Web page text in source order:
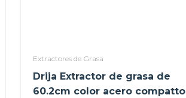
Extractores de Grasa
Drija Extractor de grasa de
60.2cm color acero compatto